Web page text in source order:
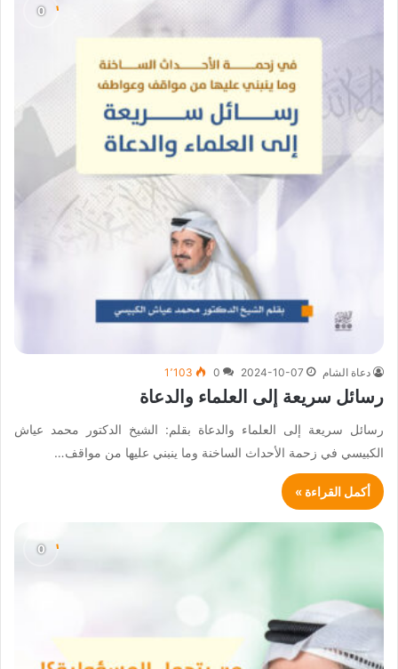
دعاة الشام 2024-10-07
0 1٬103
رسائل سريعة إلى العلماء والدعاة
رسائل سريعة إلى العلماء والدعاة بقلم: الشيخ الدكتور محمد عياش
الكبيسي في زحمة الأحداث الساخنة وما ينبني عليها من مواقف…
أكمل القراءة »